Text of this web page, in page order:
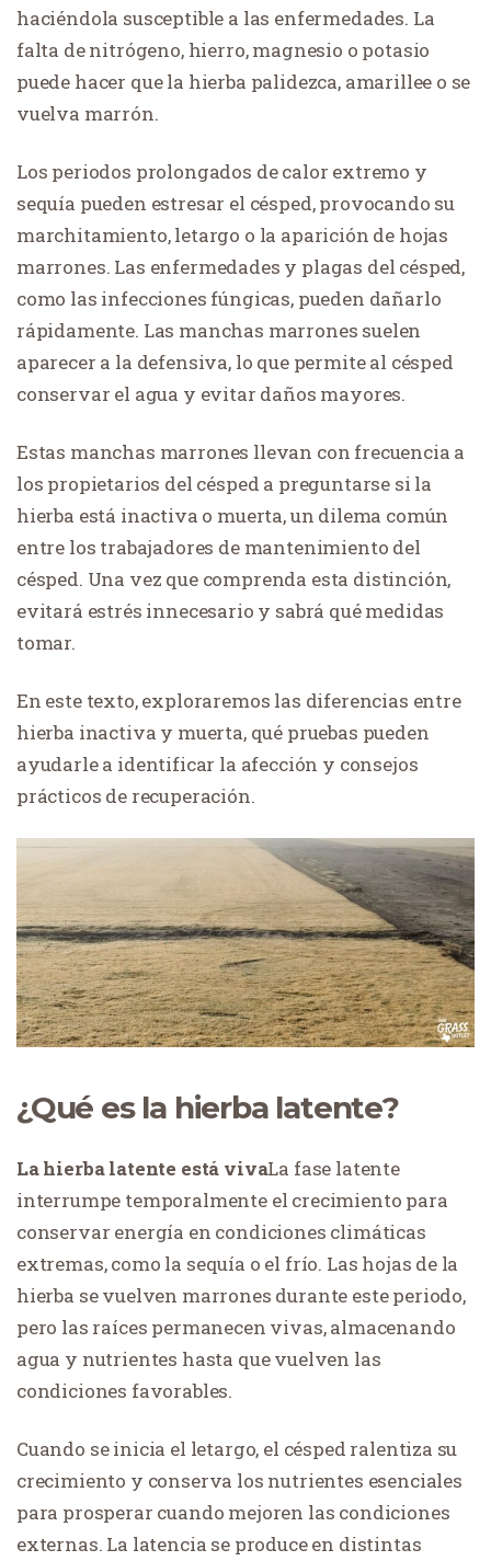
haciéndola susceptible a las enfermedades. La
falta de nitrógeno, hierro, magnesio o potasio
puede hacer que la hierba palidezca, amarillee o se
vuelva marrón.
Los periodos prolongados de calor extremo y
sequía pueden estresar el césped, provocando su
marchitamiento, letargo o la aparición de hojas
marrones. Las enfermedades y plagas del césped,
como las infecciones fúngicas, pueden dañarlo
rápidamente. Las manchas marrones suelen
aparecer a la defensiva, lo que permite al césped
conservar el agua y evitar daños mayores.
Estas manchas marrones llevan con frecuencia a
los propietarios del césped a preguntarse si la
hierba está inactiva o muerta, un dilema común
entre los trabajadores de mantenimiento del
césped. Una vez que comprenda esta distinción,
evitará estrés innecesario y sabrá qué medidas
tomar.
En este texto, exploraremos las diferencias entre
hierba inactiva y muerta, qué pruebas pueden
ayudarle a identificar la afección y consejos
prácticos de recuperación.
¿Qué es la hierba latente?
La hierba latente está vivaLa fase latente
interrumpe temporalmente el crecimiento para
conservar energía en condiciones climáticas
extremas, como la sequía o el frío. Las hojas de la
hierba se vuelven marrones durante este periodo,
pero las raíces permanecen vivas, almacenando
agua y nutrientes hasta que vuelven las
condiciones favorables.
Cuando se inicia el letargo, el césped ralentiza su
crecimiento y conserva los nutrientes esenciales
para prosperar cuando mejoren las condiciones
externas. La latencia se produce en distintas